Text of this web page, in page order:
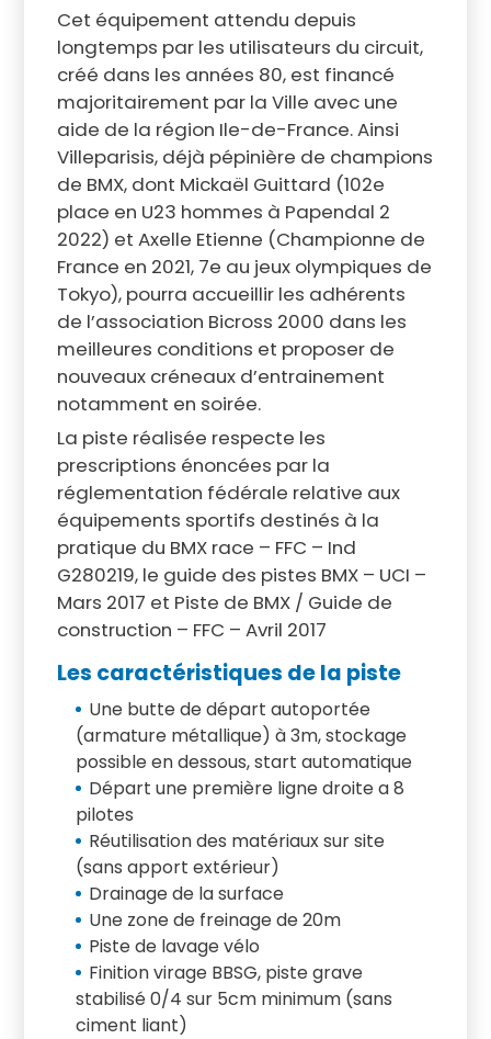
Cet équipement attendu depuis
longtemps par les utilisateurs du circuit,
créé dans les années 80, est financé
majoritairement par la Ville avec une
aide de la région Ile-de-France. Ainsi
Villeparisis, déjà pépinière de champions
de BMX, dont Mickaël Guittard (102e
place en U23 hommes à Papendal 2
2022) et Axelle Etienne (Championne de
France en 2021, 7e au jeux olympiques de
Tokyo), pourra accueillir les adhérents
de l’association Bicross 2000 dans les
meilleures conditions et proposer de
nouveaux créneaux d’entrainement
notamment en soirée.
La piste réalisée respecte les
prescriptions énoncées par la
réglementation fédérale relative aux
équipements sportifs destinés à la
pratique du BMX race – FFC – Ind
G280219, le guide des pistes BMX – UCI –
Mars 2017 et Piste de BMX / Guide de
construction – FFC – Avril 2017
Les caractéristiques de la piste
Une butte de départ autoportée
(armature métallique) à 3m, stockage
possible en dessous, start automatique
Départ une première ligne droite a 8
pilotes
Réutilisation des matériaux sur site
(sans apport extérieur)
Drainage de la surface
Une zone de freinage de 20m
Piste de lavage vélo
Finition virage BBSG, piste grave
stabilisé 0/4 sur 5cm minimum (sans
ciment liant)